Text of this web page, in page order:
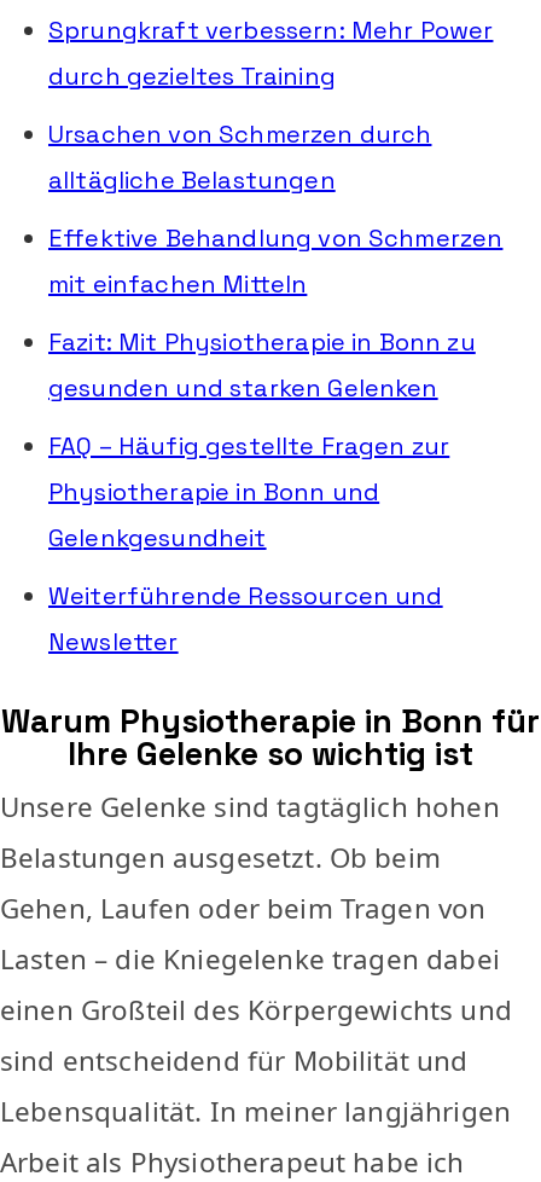
Sprungkraft verbessern: Mehr Power
durch gezieltes Training
Ursachen von Schmerzen durch
alltägliche Belastungen
Effektive Behandlung von Schmerzen
mit einfachen Mitteln
Fazit: Mit Physiotherapie in Bonn zu
gesunden und starken Gelenken
FAQ – Häufig gestellte Fragen zur
Physiotherapie in Bonn und
Gelenkgesundheit
Weiterführende Ressourcen und
Newsletter
Warum Physiotherapie in Bonn für
Ihre Gelenke so wichtig ist
Unsere Gelenke sind tagtäglich hohen
Belastungen ausgesetzt. Ob beim
Gehen, Laufen oder beim Tragen von
Lasten – die Kniegelenke tragen dabei
einen Großteil des Körpergewichts und
sind entscheidend für Mobilität und
Lebensqualität. In meiner langjährigen
Arbeit als Physiotherapeut habe ich